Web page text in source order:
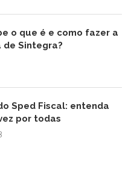
o que é e como fazer a
de Sintegra?
Sped Fiscal: entenda
por todas